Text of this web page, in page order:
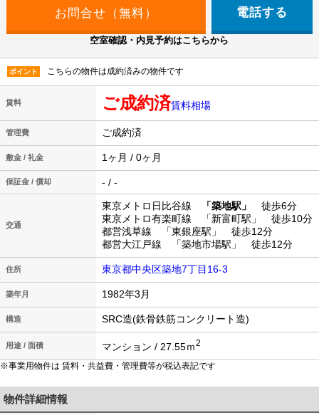
電話する
空室確認・内見予約はこちらから
ポイント こちらの物件は成約済みの物件です
賃料 ご成約済賃料相場
管理費 ご成約済
敷金 / 礼金 1ヶ月 / 0ヶ月
保証金 / 償却 - / -
交通
東京メトロ日比谷線 「築地駅」
徒歩6分
東京メトロ有楽町線 「新富町駅」 徒歩10分
都営浅草線 「東銀座駅」 徒歩12分
都営大江戸線 「築地市場駅」 徒歩12分
住所 東京都中央区築地7丁目16-3
築年月 1982年3月
構造 SRC造(鉄骨鉄筋コンクリート造)
用途 / 面積 マンション / 27.55ｍ2
※事業用物件は 賃料・共益費・管理費等が税込表記です
物件詳細情報